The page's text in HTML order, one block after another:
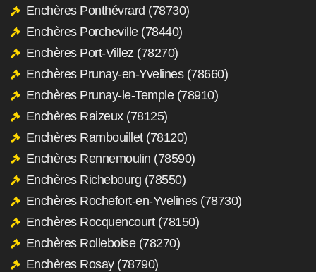
Enchères Ponthévrard (78730)
Enchères Porcheville (78440)
Enchères Port-Villez (78270)
Enchères Prunay-en-Yvelines (78660)
Enchères Prunay-le-Temple (78910)
Enchères Raizeux (78125)
Enchères Rambouillet (78120)
Enchères Rennemoulin (78590)
Enchères Richebourg (78550)
Enchères Rochefort-en-Yvelines (78730)
Enchères Rocquencourt (78150)
Enchères Rolleboise (78270)
Enchères Rosay (78790)